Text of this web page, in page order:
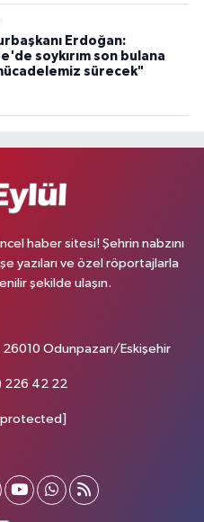
Erdoğan:
soykırım son bulana
sürecek"
haber sitesi! Şehrin nabzını
yazıları ve özel röportajlarla
şekilde ulaşın.
26010 Odunpazarı/Eskişehir
226 42 22
protected]